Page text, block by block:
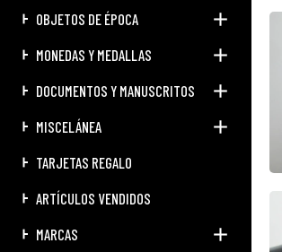
OBJETOS DE ÉPOCA
MONEDAS Y MEDALLAS
DOCUMENTOS Y MANUSCRITOS
MISCELÁNEA
TARJETAS REGALO
ARTÍCULOS VENDIDOS
MARCAS